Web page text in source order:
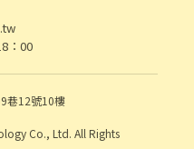
：00
巷12號10樓
Co., Ltd. All Rights